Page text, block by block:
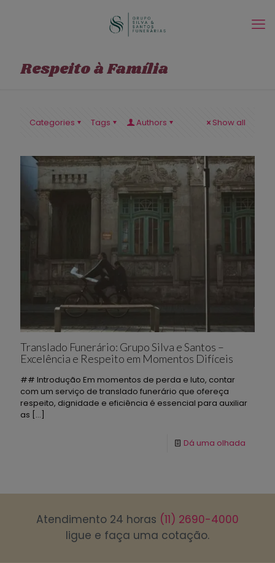
Respeito à Família
Categories Tags Authors Show all
Translado Funerário: Grupo Silva e Santos –
Excelência e Respeito em Momentos Difíceis
## Introdução Em momentos de perda e luto, contar
com um serviço de translado funerário que ofereça
respeito, dignidade e eficiência é essencial para auxiliar
as […]
Dá uma olhada
Atendimento 24 horas (11) 2690-4000
ligue e faça uma cotação.